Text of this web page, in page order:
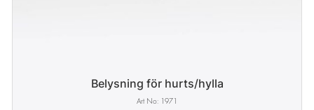
Belysning för hurts/hylla
1971